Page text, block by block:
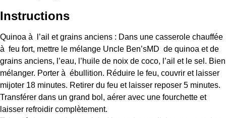
Instructions
Quinoa à l’ail et grains anciens : Dans une casserole chauffée
à feu fort, mettre le mélange Uncle Ben’sMD de quinoa et de
grains anciens, l’eau, l’huile de noix de coco, l’ail et le sel. Bien
mélanger. Porter à ébullition. Réduire le feu, couvrir et laisser
mijoter 18 minutes. Retirer du feu et laisser reposer 5 minutes.
Transférer dans un grand bol, aérer avec une fourchette et
laisser refroidir complètement.